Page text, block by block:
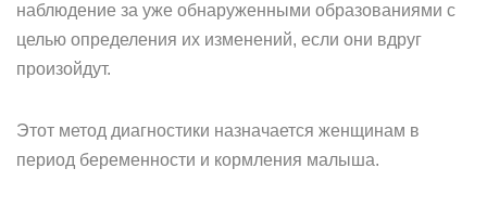
наблюдение за уже обнаруженными образованиями с
целью определения их изменений, если они вдруг
произойдут.
Этот метод диагностики назначается женщинам в
период беременности и кормления малыша.